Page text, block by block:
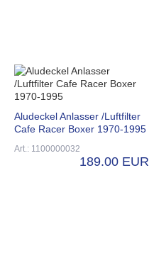
Aludeckel Anlasser /Luftfilter
Cafe Racer Boxer 1970-1995
Art.: 1100000032
189.00 EUR